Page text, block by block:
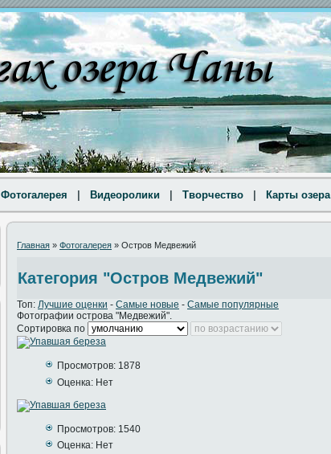
Фотогалерея Видеоролики Творчество Карты озера
Главная » Фотогалерея » Остров Медвежий
Категория "Остров Медвежий"
Топ: Лучшие оценки - Самые новые - Самые популярные
Фотографии острова "Медвежий".
Сортировка по
Просмотров: 1878
Оценка: Нет
Просмотров: 1540
Оценка: Нет